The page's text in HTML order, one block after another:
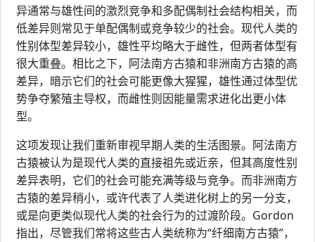
异通常与雄性间的激烈竞争和多配偶制社会结构相关，而
低差异则常见于单配偶制或竞争较少的社会。现代人类的
性别体型差异较小，雄性平均略大于雌性，但两者体型有
很大重叠。相比之下，阿法南方古猿和非洲南方古猿的高
差异，暗示它们的社会可能更像大猩猩，雄性通过体型优
势争夺繁殖主导权，而雌性则因能量需求进化出更小体
型。
这项发现让我们重新审视早期人类的生活图景。阿法南方
古猿被认为是现代人类的直接祖先或近亲，但其高度性别
差异表明，它们的社会可能充满等级与竞争。而非洲南方
古猿的差异稍小，或许代表了人类进化树上的另一分支，
或是向更类似现代人类的社会行为的过渡阶段。Gordon
指出，尽管我们常将这些古人类统称为“纤细南方古猿”，